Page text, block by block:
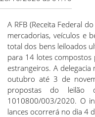
A RFB (Receita Federal
mercadorias, veículos e
total dos bens leiloados
para 14 lotes compostos
estrangeiros. A
outubro até 3 de
propostas do leilão
1010800/003/2020. O
lances ocorrerá no dia 4